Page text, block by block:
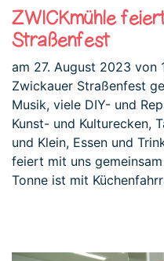
ZWICKmühle
Straßenfest
am 27. August 2023 von
Zwickauer Straßenfest
Musik, viele DIY- und
Kunst- und Kulturecken,
und Klein, Essen und
feiert mit uns
Tonne ist mit